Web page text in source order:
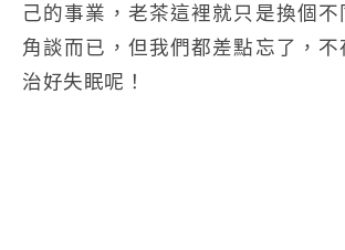
己的事業，老茶這裡就只是換個不
角談而已，但我們都差點忘了，不
治好失眠呢！